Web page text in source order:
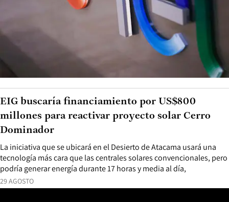
29 AGOSTO
La iniciativa que se ubicará en el Desierto de Atacama usará una
tecnología más cara que las centrales solares convencionales, pero
podría generar energía durante 17 horas y media al día,
EIG buscaría financiamiento por US$800
millones para reactivar proyecto solar Cerro
Dominador